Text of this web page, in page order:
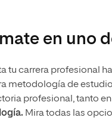
Políticas y
Internacionales
Ciencias Sociales y del
Diseño
en uno
tu carrera profesional
metodología de
profesional, tanto en
Mira todas las